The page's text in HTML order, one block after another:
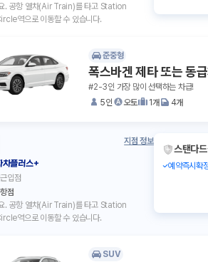
. 공항 열차(Air Train)를 타고 Station
역으로 이동할 수 있습니다.
준중형
폭스바겐 제타 또는 동
#2-3인 가장 많이 선택하는 차급!
5인
오토 1개 4개
지점 정보
차플러스+
입점
점
. 공항 열차(Air Train)를 타고 Station
역으로 이동할 수 있습니다.
스탠다
예약즉시확
SUV